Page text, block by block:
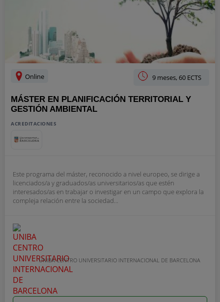
Online 9 meses, 60 ECTS
MÁSTER EN PLANIFICACIÓN TERRITORIAL Y
GESTIÓN AMBIENTAL
ACREDITACIONES
Este programa del máster, reconocido a nivel europeo, se dirige a
licenciados/a y graduados/as universitarios/as que estén
interesados/as en trabajar o investigar en un campo que explora la
compleja relación entre la sociedad...
UNIBA CENTRO UNIVERSITARIO INTERNACIONAL DE BARCELONA